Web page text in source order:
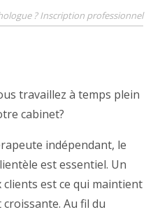
? Inscription professionnel
travaillez à temps plein
cabinet?
indépendant, le
est essentiel. Un
est ce qui maintient
Au fil du